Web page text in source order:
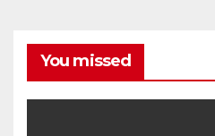
You missed